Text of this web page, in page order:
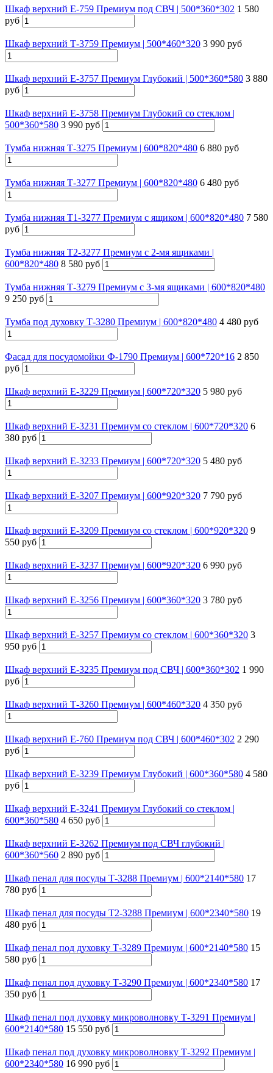
Шкаф верхний Е-759 Премиум под СВЧ | 500*360*302 1 580
руб
Шкаф верхний Т-3759 Премиум | 500*460*320 3 990 руб
Шкаф верхний Е-3757 Премиум Глубокий | 500*360*580 3 880
руб
Шкаф верхний Е-3758 Премиум Глубокий со стеклом |
500*360*580 3 990 руб
Тумба нижняя Т-3275 Премиум | 600*820*480 6 880 руб
Тумба нижняя Т-3277 Премиум | 600*820*480 6 480 руб
Тумба нижняя Т1-3277 Премиум с ящиком | 600*820*480 7 580
руб
Тумба нижняя Т2-3277 Премиум с 2-мя ящиками |
600*820*480 8 580 руб
Тумба нижняя Т-3279 Премиум с 3-мя ящиками | 600*820*480
9 250 руб
Тумба под духовку Т-3280 Премиум | 600*820*480 4 480 руб
Фасад для посудомойки Ф-1790 Премиум | 600*720*16 2 850
руб
Шкаф верхний Е-3229 Премиум | 600*720*320 5 980 руб
Шкаф верхний Е-3231 Премиум со стеклом | 600*720*320 6
380 руб
Шкаф верхний Е-3233 Премиум | 600*720*320 5 480 руб
Шкаф верхний Е-3207 Премиум | 600*920*320 7 790 руб
Шкаф верхний Е-3209 Премиум со стеклом | 600*920*320 9
550 руб
Шкаф верхний Е-3237 Премиум | 600*920*320 6 990 руб
Шкаф верхний Е-3256 Премиум | 600*360*320 3 780 руб
Шкаф верхний Е-3257 Премиум со стеклом | 600*360*320 3
950 руб
Шкаф верхний Е-3235 Премиум под СВЧ | 600*360*302 1 990
руб
Шкаф верхний Т-3260 Премиум | 600*460*320 4 350 руб
Шкаф верхний Е-760 Премиум под СВЧ | 600*460*302 2 290
руб
Шкаф верхний Е-3239 Премиум Глубокий | 600*360*580 4 580
руб
Шкаф верхний Е-3241 Премиум Глубокий со стеклом |
600*360*580 4 650 руб
Шкаф верхний Е-3262 Премиум под СВЧ глубокий |
600*360*560 2 890 руб
Шкаф пенал для посуды Т-3288 Премиум | 600*2140*580 17
780 руб
Шкаф пенал для посуды Т2-3288 Премиум | 600*2340*580 19
480 руб
Шкаф пенал под духовку Т-3289 Премиум | 600*2140*580 15
580 руб
Шкаф пенал под духовку Т-3290 Премиум | 600*2340*580 17
350 руб
Шкаф пенал под духовку микроволновку Т-3291 Премиум |
600*2140*580 15 550 руб
Шкаф пенал под духовку микроволновку Т-3292 Премиум |
600*2340*580 16 990 руб